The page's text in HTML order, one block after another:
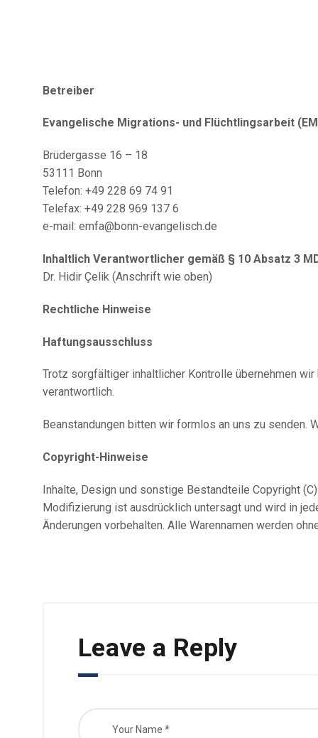
AUSSTELLER
ARCHIV
VERANSTALTUNGE
GRUSSWORTE
Betreiber
Evangelische Migrations- und Flüchtlingsarbeit
Brüdergasse 16 – 18
53111 Bonn
Telefon: +49 228 69 74 91
Telefax: +49 228 969 137 6
e-mail: emfa@bonn-evangelisch.de
Inhaltlich Verantwortlicher gemäß § 10 Absatz 3
Dr. Hidir Çelik (Anschrift wie oben)
Rechtliche Hinweise
Haftungsausschluss
Trotz sorgfältiger inhaltlicher Kontrolle übernehmen
verantwortlich.
Beanstandungen bitten wir formlos an uns zu senden.
Copyright-Hinweise
Inhalte, Design und sonstige Bestandteile Copyright
Modifizierung ist ausdrücklich untersagt und wird in
Änderungen vorbehalten. Alle Warennamen werden
Leave a Reply